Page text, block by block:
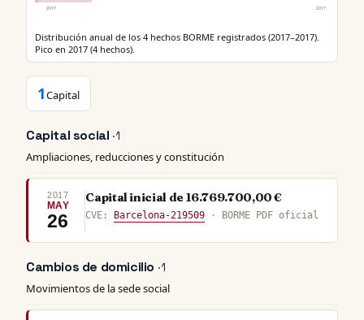
2017
2017
Distribución anual de los 4 hechos BORME registrados (2017–2017).
Pico en 2017 (4 hechos).
1Capital
Capital social · 1
Ampliaciones, reducciones y constitución
2017
MAY
26
Capital inicial de 16.769.700,00 €
CVE: Barcelona-219509 · BORME PDF oficial
Cambios de domicilio · 1
Movimientos de la sede social